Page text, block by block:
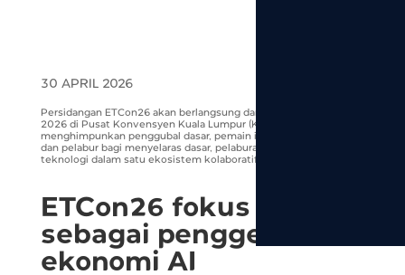
30 APRIL 2026
Persidangan ETCon26 akan berlangsung dari 3 hingga 5 Jun
2026 di Pusat Konvensyen Kuala Lumpur (KLCC),
menghimpunkan penggubal dasar, pemain industri, utiliti tenaga
dan pelabur bagi menyelaras dasar, pelaburan serta inovasi
teknologi dalam satu ekosistem kolaboratif.
ETCon26 fokus tenaga
sebagai penggerak
ekonomi AI